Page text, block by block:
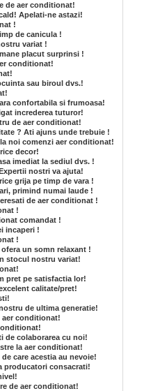
de aer conditionat!
Apelati-ne astazi!
!
de canicula !
variat !
placut surprinsi !
conditionat!
sau biroul dvs.!
confortabila si frumoasa!
increderea tuturor!
de aer conditionat!
? Ati ajuns unde trebuie !
noi comenzi aer conditionat!
decor!
imediat la sediul dvs. !
nostri va ajuta!
grija pe timp de vara !
primind numai laude !
de aer conditionat !
!
comandat !
incaperi !
!
un somn relaxant !
stocul nostru variat!
pret pe satisfactia lor!
calitate/pret!
de ultima generatie!
aer conditionat!
de colaborarea cu noi!
la aer conditionat!
care acestia au nevoie!
producatori consacrati!
de aer conditionat!